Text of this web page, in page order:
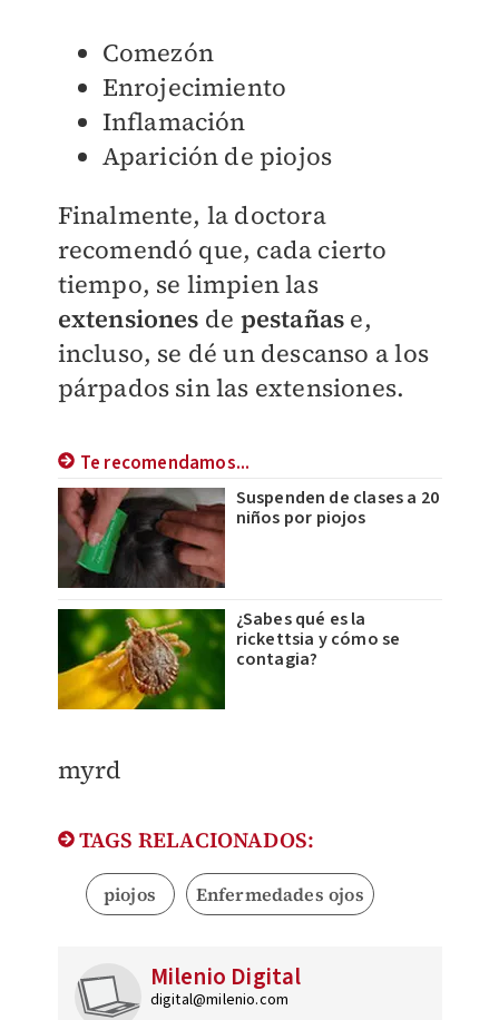
Comezón
Enrojecimiento
Inflamación
Aparición de piojos
Finalmente, la doctora
recomendó que, cada cierto
tiempo, se limpien las
extensiones de pestañas e,
incluso, se dé un descanso a los
párpados sin las extensiones.
Te recomendamos...
Suspenden de clases a 20
niños por piojos
¿Sabes qué es la
rickettsia y cómo se
contagia?
myrd
TAGS RELACIONADOS:
piojos Enfermedades ojos
Milenio Digital
digital@milenio.com